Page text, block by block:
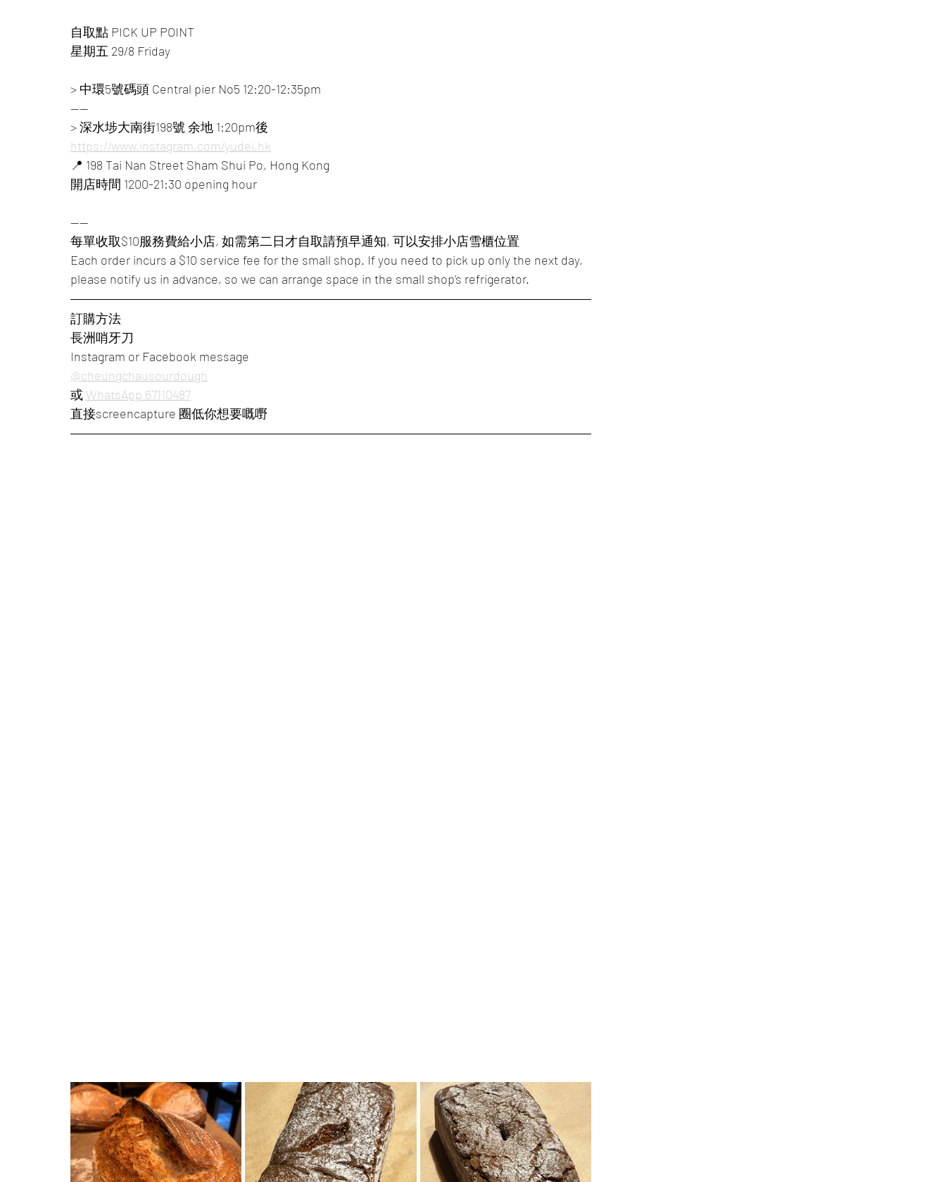
自取點 PICK UP POINT
星期五 29/8 Friday
> 中環5號碼頭 Central pier No5 12:20-12:35pm
——
> 深水埗大南街198號 余地 1:20pm後
https://www.instagram.com/yudei.hk
📍 198 Tai Nan Street Sham Shui Po, Hong Kong
開店時間 1200-21:30 opening hour
——
每單收取$10服務費給小店, 如需第二日才自取請預早通知, 可以安排小店雪櫃位置
Each order incurs a $10 service fee for the small shop. If you need to pick up only the next day,
please notify us in advance, so we can arrange space in the small shop’s refrigerator.
訂購方法
長洲哨牙刀
Instagram or Facebook message
@cheungchausourdough
或 WhatsApp 67110487
直接screencapture 圈低你想要嘅嘢